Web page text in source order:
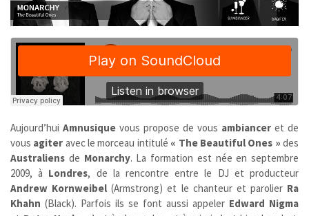
Aujourd’hui Amnusique vous propose de vous ambiancer et de
vous agiter avec le morceau intitulé « The Beautiful Ones » des
Australiens de Monarchy. La formation est née en septembre
2009, à Londres, de la rencontre entre le DJ et producteur
Andrew Kornweibel(Armstrong) et le chanteur et parolier Ra
Khahn (Black). Parfois ils se font aussi appeler Edward Nigma